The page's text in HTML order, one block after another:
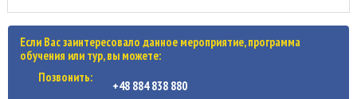
Если Вас заинтересовало данное мероприятие, программа
обучения или тур, вы можете:
Позвонить:
+48 884 838 880